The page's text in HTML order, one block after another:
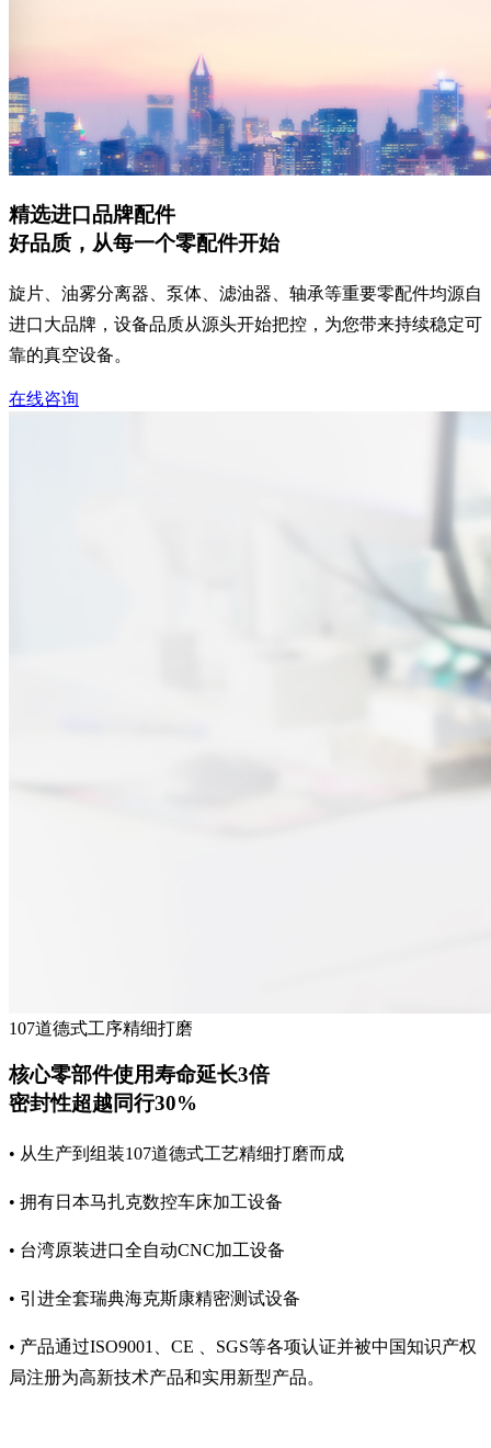
精选进口品牌配件
好品质，从每一个零配件开始
旋片、油雾分离器、泵体、滤油器、轴承等重要零配件均源自
进口大品牌，设备品质从源头开始把控，为您带来持续稳定可
靠的真空设备。
在线咨询
107道德式工序精细打磨
核心零部件使用寿命延长3倍
密封性超越同行30%
• 从生产到组装107道德式工艺精细打磨而成
• 拥有日本马扎克数控车床加工设备
• 台湾原装进口全自动CNC加工设备
• 引进全套瑞典海克斯康精密测试设备
• 产品通过ISO9001、CE 、SGS等各项认证并被中国知识产权
局注册为高新技术产品和实用新型产品。